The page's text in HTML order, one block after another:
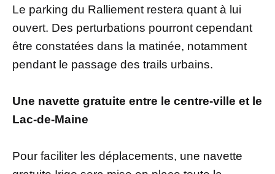
Le parking du Ralliement restera quant à lui
ouvert. Des perturbations pourront cependant
être constatées dans la matinée, notamment
pendant le passage des trails urbains.
Une navette gratuite entre le centre-ville et le
Lac-de-Maine
Pour faciliter les déplacements, une navette